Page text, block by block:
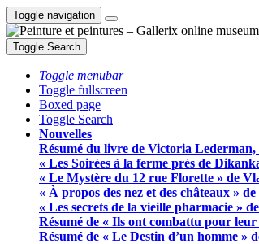
Toggle navigation
Toggle Search
Toggle menubar
Toggle fullscreen
Boxed page
Toggle Search
Nouvelles
Résumé du livre de Victoria
« Les Soirées à la ferme près de
« Le Mystère du 12 rue Florette » de
« À propos des nez et des châteaux »
« Les secrets de la vieille pharmacie »
Résumé de « Ils ont combattu pour
Résumé de « Le Destin d’un homme »